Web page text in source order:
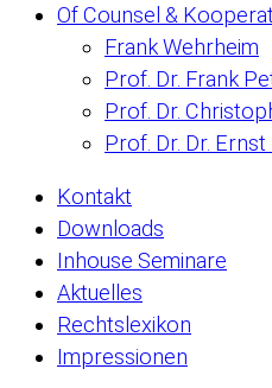
Of Counsel &
Frank Wehrheim
Prof. Dr. Frank
Prof. Dr.
Prof. Dr. Dr.
Kontakt
Downloads
Inhouse Seminare
Aktuelles
Rechtslexikon
Impressionen